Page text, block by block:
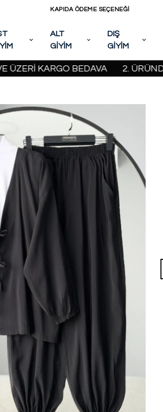
KAPIDA ÖDEME SEÇENEĞİ
ALT
GİYİM
DIŞ
GİYİM
KARGO BEDAVA 2. ÜRÜNDE %20